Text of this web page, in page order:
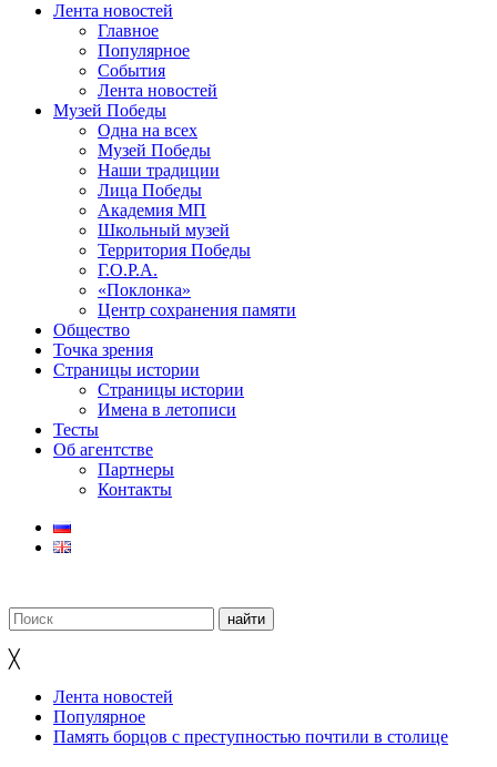
Лента новостей
Главное
Популярное
События
Лента новостей
Музей Победы
Одна на всех
Музей Победы
Наши традиции
Лица Победы
Академия МП
Школьный музей
Территория Победы
Г.О.Р.А.
«Поклонка»
Центр сохранения памяти
Общество
Точка зрения
Страницы истории
Страницы истории
Имена в летописи
Тесты
Об агентстве
Партнеры
Контакты
╳
Лента новостей
Популярное
Память борцов с преступностью почтили в столице